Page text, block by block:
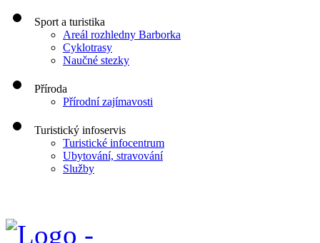
Sport a turistika
Areál rozhledny Barborka
Cyklotrasy
Naučné stezky
Příroda
Přírodní zajímavosti
Turistický infoservis
Turistické infocentrum
Ubytování, stravování
Služby